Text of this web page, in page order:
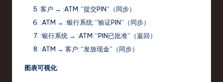
客户 → :ATM: “提交PIN”（同步）
:ATM → :银行系统: “验证PIN”（同步）
:银行系统 → :ATM: “PIN已批准”（返回）
:ATM → 客户: “发放现金”（同步）
图表可视化: